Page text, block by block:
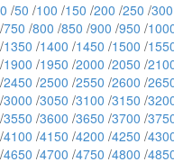
0 /50 /100 /150 /200 /250 /300
/750 /800 /850 /900 /950 /
/1350 /1400 /1450 /1500 /
/1900 /1950 /2000 /2050 /
/2450 /2500 /2550 /2600 /
/3000 /3050 /3100 /3150 /
/3550 /3600 /3650 /3700 /
/4100 /4150 /4200 /4250 /
/4650 /4700 /4750 /4800 /